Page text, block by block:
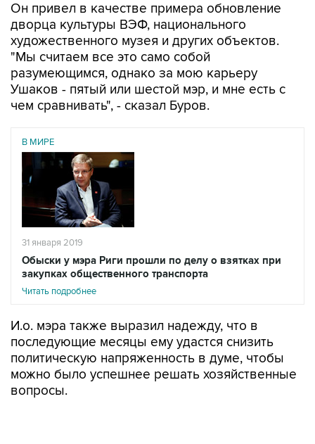
Он привел в качестве примера обновление
дворца культуры ВЭФ, национального
художественного музея и других объектов.
"Мы считаем все это само собой
разумеющимся, однако за мою карьеру
Ушаков - пятый или шестой мэр, и мне есть с
чем сравнивать", - сказал Буров.
В МИРЕ
31 января 2019
Обыски у мэра Риги прошли по делу о взятках при
закупках общественного транспорта
Читать подробнее
И.о. мэра также выразил надежду, что в
последующие месяцы ему удастся снизить
политическую напряженность в думе, чтобы
можно было успешнее решать хозяйственные
вопросы.